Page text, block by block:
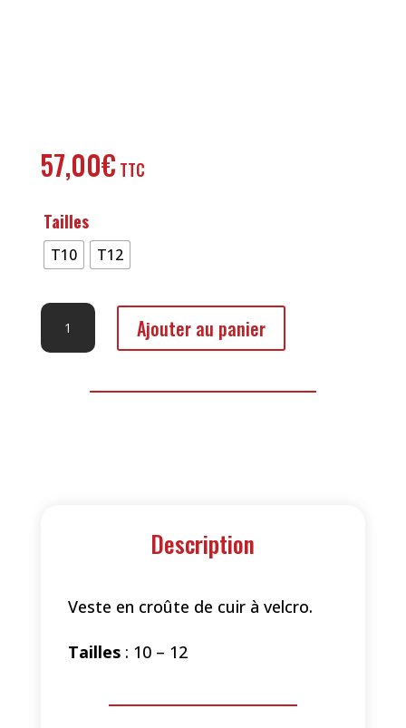
57,00€
Tailles
T10 T12
quantité
Veste
Ajouter au panier
Description
Veste en croûte de cuir à velcro.
Tailles: 10 – 12